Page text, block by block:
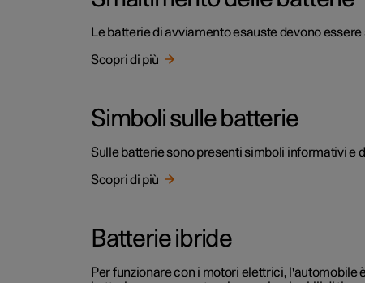
Le batterie di avviamento esauste devono
Scopri di più
Simboli sulle batterie
Sulle batterie sono presenti simboli informativi e
Scopri di più
Batterie ibride
Per funzionare con i motori elettrici, l'automobile